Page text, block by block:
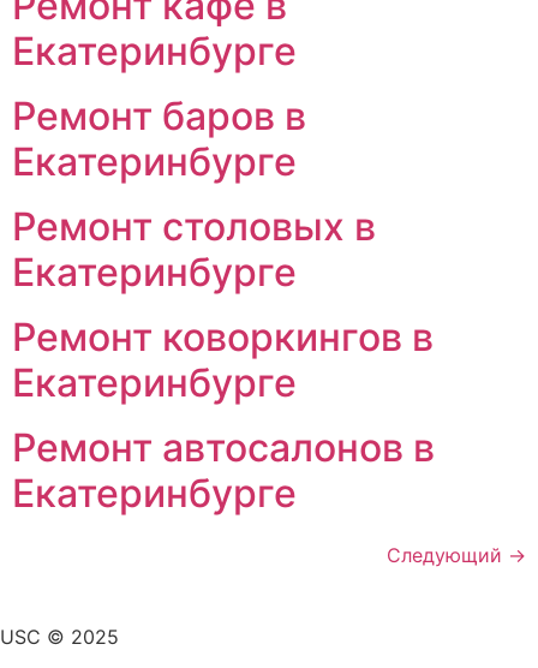
Екатеринбурге
Ремонт баров в
Екатеринбурге
Ремонт столовых в
Екатеринбурге
Ремонт коворкингов в
Екатеринбурге
Ремонт автосалонов в
Екатеринбурге
Следующий →
USC © 2025